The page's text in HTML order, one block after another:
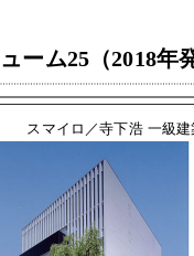
ーム25（2018年
スマイロ／寺下浩 一級